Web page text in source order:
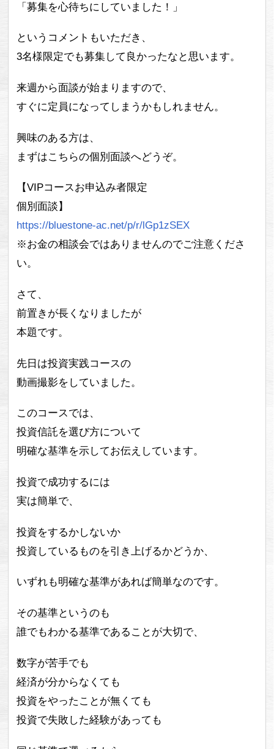
「募集を心待ちにしていました！」
というコメントもいただき、
3名様限定でも募集して良かったなと思います。
来週から面談が始まりますので、
すぐに定員になってしまうかもしれません。
興味のある方は、
まずはこちらの個別面談へどうぞ。
【VIPコースお申込み者限定
個別面談】
https://bluestone-ac.net/p/r/lGp1zSEX
※お金の相談会ではありませんのでご注意くださ
い。
さて、
前置きが長くなりましたが
本題です。
先日は投資実践コースの
動画撮影をしていました。
このコースでは、
投資信託を選び方について
明確な基準を示してお伝えしています。
投資で成功するには
実は簡単で、
投資をするかしないか
投資しているものを引き上げるかどうか、
いずれも明確な基準があれば簡単なのです。
その基準というのも
誰でもわかる基準であることが大切で、
数字が苦手でも
経済が分からなくても
投資をやったことが無くても
投資で失敗した経験があっても